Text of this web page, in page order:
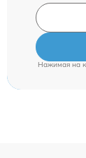
Нажимая на